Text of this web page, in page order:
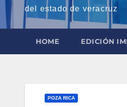
del estado de veracruz
HOME EDICIÓN
POZA RICA